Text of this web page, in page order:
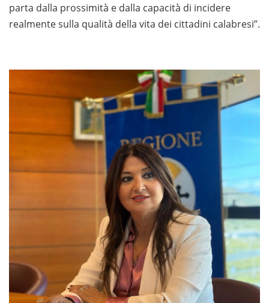
parta dalla prossimità e dalla capacità di incidere
realmente sulla qualità della vita dei cittadini calabresi”.